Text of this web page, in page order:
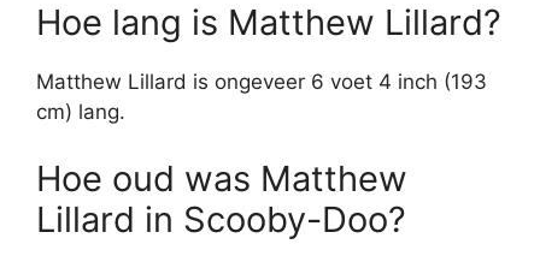
Hoe lang is Matthew Lillard?
Matthew Lillard is ongeveer 6 voet 4 inch (193
cm) lang.
Hoe oud was Matthew
Lillard in Scooby-Doo?